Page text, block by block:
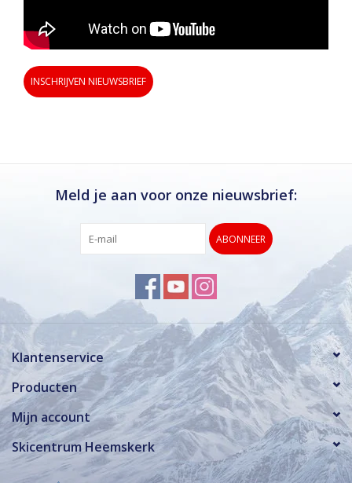
INSCHRIJVEN NIEUWSBRIEF
Meld je aan voor onze nieuwsbrief:
ABONNEER
Klantenservice
Producten
Mijn account
Skicentrum Heemskerk